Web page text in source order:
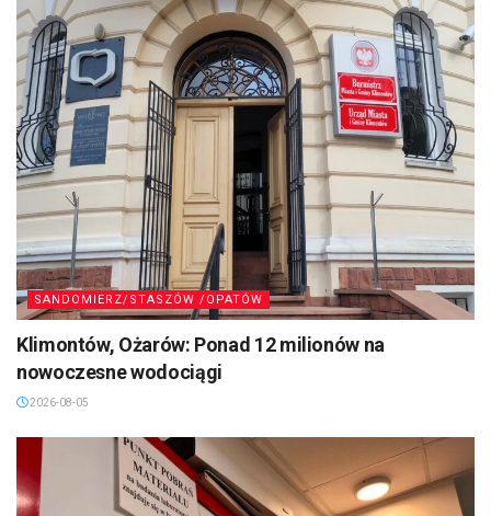
SANDOMIERZ/STASZÓW /OPATÓW
Klimontów, Ożarów: Ponad 12 milionów na
nowoczesne wodociągi
2026-08-05